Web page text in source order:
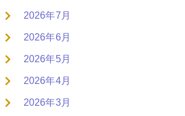
2026年7月
2026年6月
2026年5月
2026年4月
2026年3月